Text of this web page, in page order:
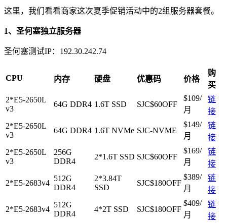
这里，我们看看商家这次夏季促销活动中的2组服务器套餐。
1、圣何塞独立服务器
圣何塞测试IP：192.30.242.74
CPU 内存 硬盘 优惠码 价格
购
买
2*E5-2650L
v3
64G DDR4 1.6T SSD SJC$60OFF
$109/
月
链
接
2*E5-2650L
v3
64G DDR4 1.6T NVMe SJC-NVME
$149/
月
链
接
2*E5-2650L
v3
256G
DDR4
2*1.6T SSD SJC$60OFF
$169/
月
链
接
2*E5-2683v4
512G
DDR4
2*3.84T
SSD
SJC$180OFF
$389/
月
链
接
2*E5-2683v4
512G
DDR4
4*2T SSD SJC$180OFF
$409/
月
链
接